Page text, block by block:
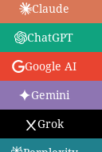
Claude
ChatGPT
Google AI
Gemini
Grok